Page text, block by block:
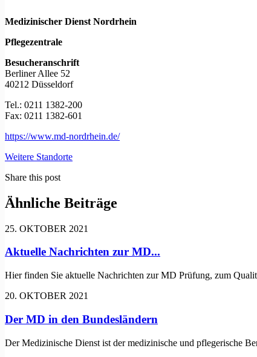
Medizinischer Dienst Nordrhein
Pflegezentrale
Besucheranschrift
Berliner Allee 52
40212 Düsseldorf
Tel.: 0211 1382-200
Fax: 0211 1382-601
https://www.md-nordrhein.de/
Weitere Standorte
Share this post
Ähnliche Beiträge
25. OKTOBER 2021
Aktuelle Nachrichten zur MD...
Hier finden Sie aktuelle Nachrichten zur MD Prüfung, zum
20. OKTOBER 2021
Der MD in den Bundesländern
Der Medizinische Dienst ist der medizinische und pflegerische